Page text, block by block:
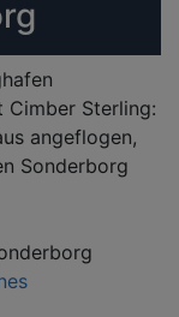
Cimber Sterling:
angeflogen,
Sonderborg